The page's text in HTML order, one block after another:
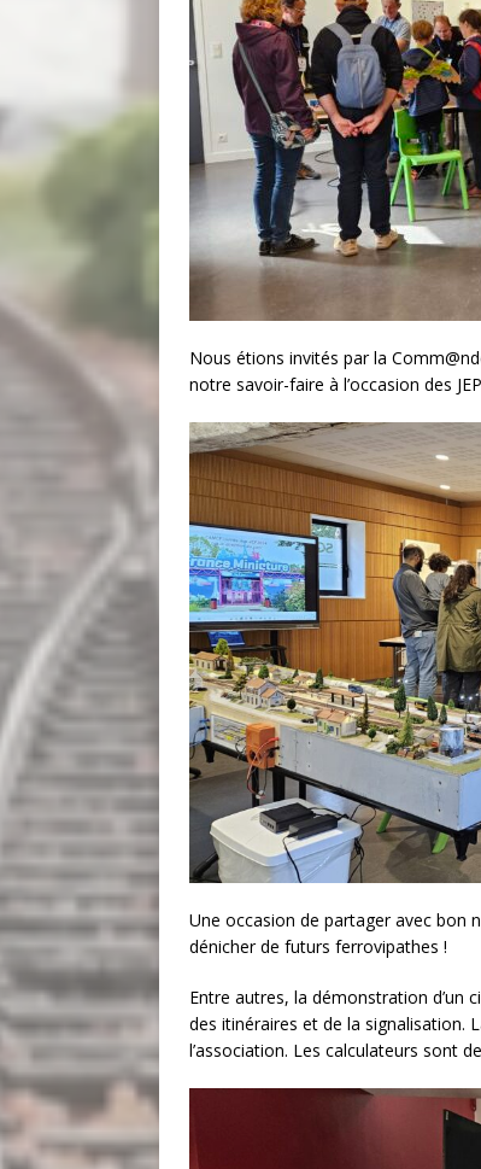
Nous étions invités par la
notre savoir-faire à l’occasion des
Une occasion de partager avec bon
dénicher de futurs ferrovipathes !
Entre autres, la démonstration d’un
des itinéraires et de la signalisation.
l’association. Les calculateurs sont